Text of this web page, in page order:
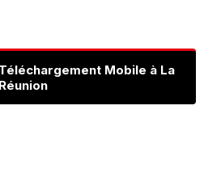
Mobile à La
Réunion